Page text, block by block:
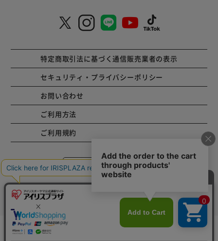
特定商取引法に基づく通信販売業者の表示
セキュリティ・プライバシーポリシー
お問い合わせ
ご利用方法
ご利用規約
コーポレートサイト
Copyright © 2001 IRISPLAZA. ALL Rights Reserved.